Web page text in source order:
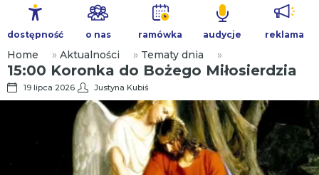
Przejdź
treści
dostępność o nas ramówka audycje reklama
Home » Aktualności » Tematy dnia »
15:00 Koronka do Bożego Miłosierdzia
19 lipca 2026 Justyna Kubiś